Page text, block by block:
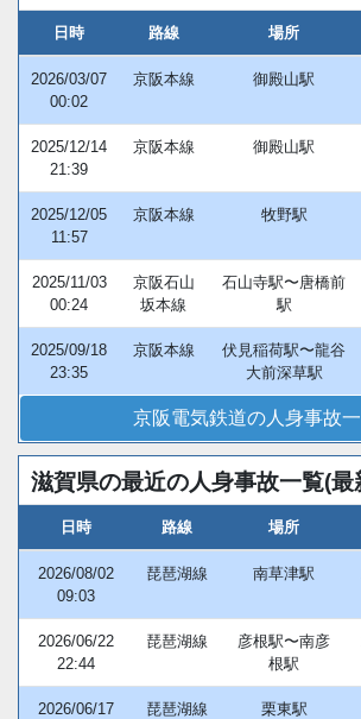
日時 路線 場所
2026/03/07
00:02
京阪本線 御殿山駅
2025/12/14
21:39
京阪本線 御殿山駅
2025/12/05
11:57
京阪本線 牧野駅
2025/11/03
00:24
京阪石山
坂本線
石山寺駅〜唐橋前
駅
2025/09/18
23:35
京阪本線
伏見稲荷駅〜龍谷
大前深草駅
京阪電気鉄道の人身事故
滋賀県の最近の人身事故一覧(最
日時 路線 場所
2026/08/02
09:03
琵琶湖線 南草津駅
2026/06/22
22:44
琵琶湖線
彦根駅〜南彦
根駅
2026/06/17
琵琶湖線 栗東駅